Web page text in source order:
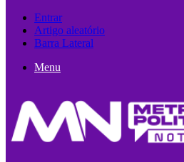
Entrar
Artigo aleatório
Barra Lateral
Menu